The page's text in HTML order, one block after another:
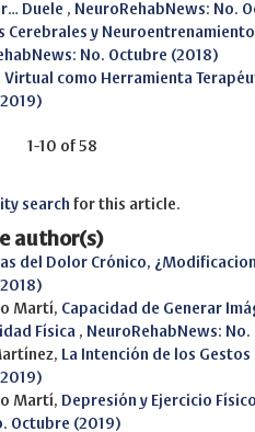
Duele , NeuroRehabNews: No.
Cerebrales y
No. Octubre (2018)
Virtual como Herramienta
1-10 of 58
search for this article.
author(s)
del Dolor Crónico,
Martí, Capacidad de Generar
Física , NeuroRehabNews:
La Intención de los
Martí, Depresión y Ejercicio
Octubre (2019)